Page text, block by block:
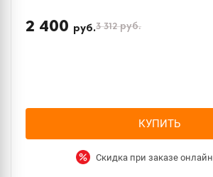
2 400 руб.3 312руб.
КУПИТЬ
Скидка при заказе онлайн